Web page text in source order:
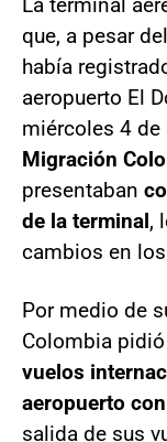
que, a pesar
había
aeropuerto El
miércoles 4 de
Migración
presentaban
de la terminal,
cambios en
Por medio de
Colombia
vuelos
aeropuerto
salida de sus